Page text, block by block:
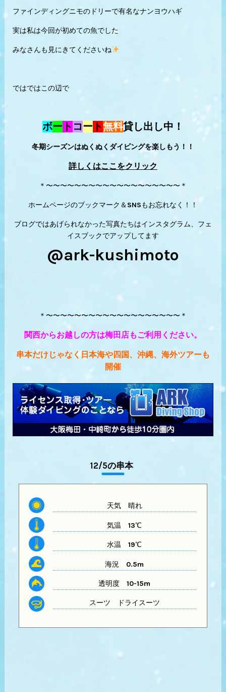
ファインディングニモのドリーで有名なナンヨウハギ
実は私は今回が初めての魚でした
みなさんも見にきてくださいね
ではではこの辺で
ボー ト コー ト無料貸し出し中！
冬期シーズンはぬくぬくダイビングを楽しもう！！
詳しくはここをクリック
＊〜〜〜〜〜〜〜〜〜〜〜〜〜〜〜〜〜〜〜＊
ホームページのブックマーク＆SNSもお忘れなく！！
ブログではあげられなかった写真たちはインスタグラム、フェ
イスブックでアップしてます
@ark-kushimoto
＊〜〜〜〜〜〜〜〜〜〜〜〜〜〜〜〜〜〜〜＊
関西からお越しの方は梅田店もご利用ください。
串本だけじゃなく日本海や四国、沖縄、海外ツアーも
開催
12/5の串本
天気 晴れ
気温 13℃
水温 19℃
海況 0.5m
透明度 10-15m
スーツ ドライスーツ